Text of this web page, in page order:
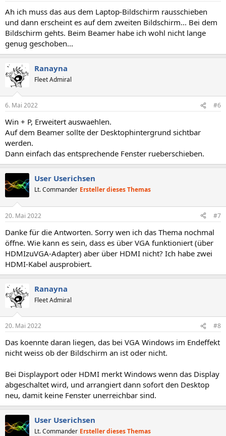
Ah ich muss das aus dem Laptop-Bildschirm rausschieben
und dann erscheint es auf dem zweiten Bildschirm... Bei dem
Bildschirm gehts. Beim Beamer habe ich wohl nicht lange
genug geschoben...
Ranayna
Fleet Admiral
6. Mai 2022 #6
Win + P, Erweitert auswaehlen.
Auf dem Beamer sollte der Desktophintergrund sichtbar
werden.
Dann einfach das entsprechende Fenster rueberschieben.
User Userichsen
Lt. Commander Ersteller dieses Themas
20. Mai 2022 #7
Danke für die Antworten. Sorry wen ich das Thema nochmal
öffne. Wie kann es sein, dass es über VGA funktioniert (über
HDMIzuVGA-Adapter) aber über HDMI nicht? Ich habe zwei
HDMI-Kabel ausprobiert.
Ranayna
Fleet Admiral
20. Mai 2022 #8
Das koennte daran liegen, das bei VGA Windows im Endeffekt
nicht weiss ob der Bildschirm an ist oder nicht.
Bei Displayport oder HDMI merkt Windows wenn das Display
abgeschaltet wird, und arrangiert dann sofort den Desktop
neu, damit keine Fenster unerreichbar sind.
User Userichsen
Lt. Commander Ersteller dieses Themas